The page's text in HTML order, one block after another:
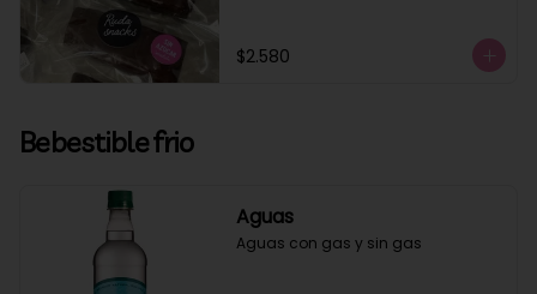
lactosa, libre de gluten.
$2.580
Bebestible frio
Aguas
Aguas con gas y sin gas